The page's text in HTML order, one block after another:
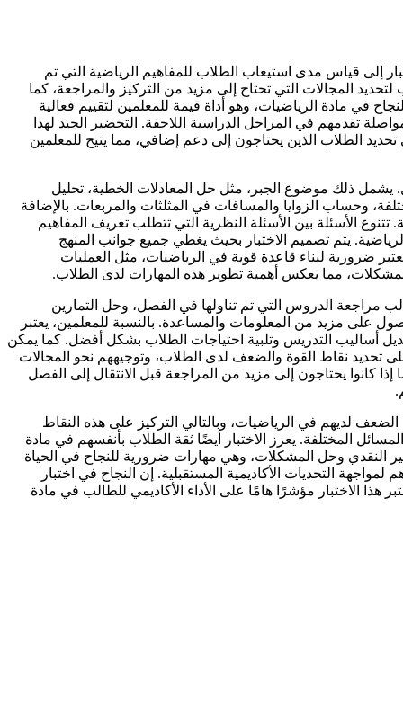
إلى قياس مدى استيعاب الطلاب للمفاهيم الرياضية التي تم
المجالات التي تحتاج إلى مزيد من التركيز والمراجعة، كما
في مادة الرياضيات، وهو أداة قيمة للمعلمين لتقييم فعالية
تقدمهم في المراحل الدراسية اللاحقة. التحضير الجيد لهذا
ذلك، يساعد هذا الاختبار في تحديد الطلاب الذين يحتاجون إلى دعم إضافي، مما يتيح للمعلمين
يشمل ذلك موضوع الجبر، مثل حل المعادلات الخطية، تحليل
وحساب الزوايا والمسافات في المثلثات والمربعات. بالإضافة
الأسئلة بين الأسئلة النظرية التي تتطلب تعريف المفاهيم
يتم تصميم الاختبار بحيث يغطي جميع جوانب المنهج
ضرورية لبناء قاعدة قوية في الرياضيات، مثل العمليات
المشكلات، مما يعكس أهمية تطوير هذه المهارات لدى الطلاب.
مراجعة الدروس التي تم تناولها في الفصل، وحل التمارين
على مزيد من المعلومات والمساعدة. بالنسبة للمعلمين، يعتبر
أساليب التدريس وتلبية احتياجات الطلاب بشكل أفضل. كما يمكن
تحديد نقاط القوة والضعف لدى الطلاب، وتوجيههم نحو المجالات
كانوا يحتاجون إلى مزيد من المراجعة قبل الانتقال إلى الفصل
لديهم في الرياضيات، وبالتالي التركيز على هذه النقاط
المختلفة. يعزز الاختبار أيضًا ثقة الطلاب بأنفسهم في مادة
النقدي وحل المشكلات، وهي مهارات ضرورية للنجاح في الحياة
التحديات الأكاديمية المستقبلية. إن النجاح في اختبار
الاختبار مؤشرًا هامًا على الأداء الأكاديمي للطالب في مادة